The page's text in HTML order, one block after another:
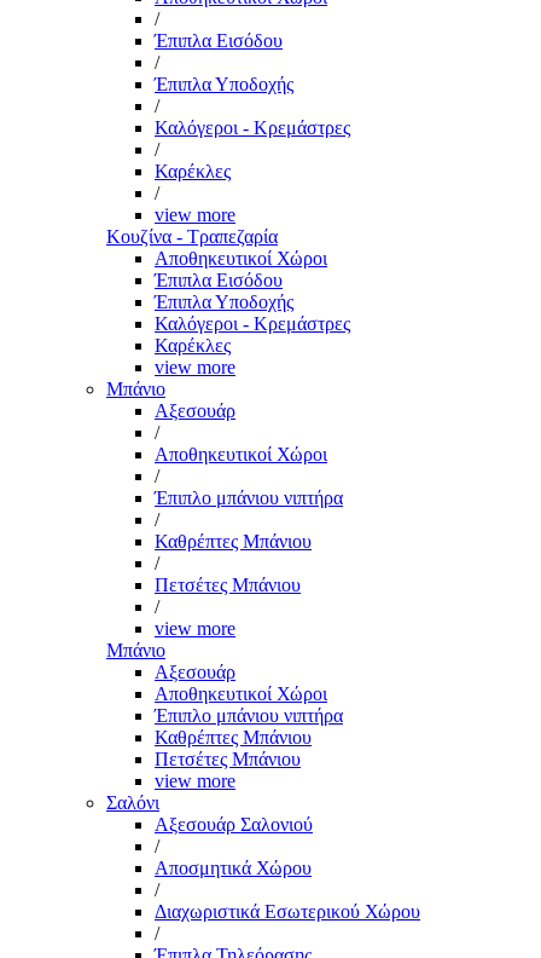
/
Έπιπλα Εισόδου
/
Έπιπλα Υποδοχής
/
Καλόγεροι - Κρεμάστρες
/
Καρέκλες
/
view more
Κουζίνα - Τραπεζαρία
Αποθηκευτικοί Χώροι
Έπιπλα Εισόδου
Έπιπλα Υποδοχής
Καλόγεροι - Κρεμάστρες
Καρέκλες
view more
Μπάνιο
Αξεσουάρ
/
Αποθηκευτικοί Χώροι
/
Έπιπλο μπάνιου νιπτήρα
/
Καθρέπτες Μπάνιου
/
Πετσέτες Μπάνιου
/
view more
Μπάνιο
Αξεσουάρ
Αποθηκευτικοί Χώροι
Έπιπλο μπάνιου νιπτήρα
Καθρέπτες Μπάνιου
Πετσέτες Μπάνιου
view more
Σαλόνι
Αξεσουάρ Σαλονιού
/
Αποσμητικά Χώρου
/
Διαχωριστικά Εσωτερικού Χώρου
/